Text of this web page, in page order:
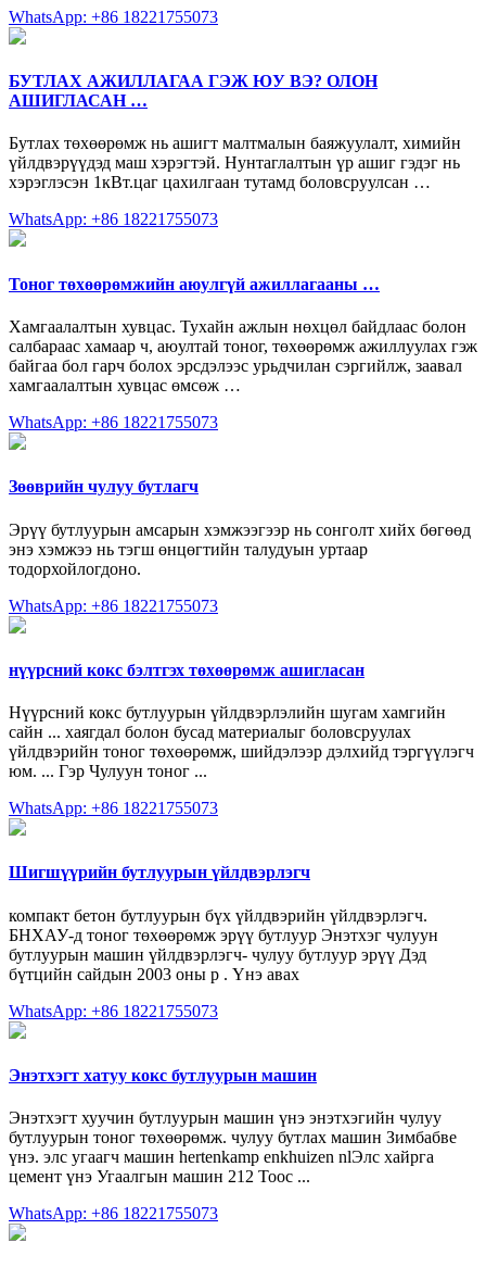
WhatsApp: +86 18221755073
БУТЛАХ АЖИЛЛАГАА ГЭЖ ЮУ ВЭ? ОЛОН
АШИГЛАСАН …
Бутлах төхөөрөмж нь ашигт малтмалын баяжуулалт, химийн
үйлдвэрүүдэд маш хэрэгтэй. Нунтаглалтын үр ашиг гэдэг нь
хэрэглэсэн 1кВт.цаг цахилгаан тутамд боловсруулсан …
WhatsApp: +86 18221755073
Тоног төхөөрөмжийн аюулгүй ажиллагааны …
Хамгаалалтын хувцас. Тухайн ажлын нөхцөл байдлаас болон
салбараас хамаар ч, аюултай тоног, төхөөрөмж ажиллуулах гэж
байгаа бол гарч болох эрсдэлээс урьдчилан сэргийлж, заавал
хамгаалалтын хувцас өмсөж …
WhatsApp: +86 18221755073
Зөөврийн чулуу бутлагч
Эрүү бутлуурын амсарын хэмжээгээр нь сонголт хийх бөгөөд
энэ хэмжээ нь тэгш өнцөгтийн талудуын уртаар
тодорхойлогдоно.
WhatsApp: +86 18221755073
нүүрсний кокс бэлтгэх төхөөрөмж ашигласан
Нүүрсний кокс бутлуурын үйлдвэрлэлийн шугам хамгийн
сайн ... хаягдал болон бусад материалыг боловсруулах
үйлдвэрийн тоног төхөөрөмж, шийдэлээр дэлхийд тэргүүлэгч
юм. ... Гэр Чулуун тоног ...
WhatsApp: +86 18221755073
Шигшүүрийн бутлуурын үйлдвэрлэгч
компакт бетон бутлуурын бүх үйлдвэрийн үйлдвэрлэгч.
БНХАУ-д тоног төхөөрөмж эрүү бутлуур Энэтхэг чулуун
бутлуурын машин үйлдвэрлэгч- чулуу бутлуур эрүү Дэд
бүтцийн сайдын 2003 оны р . Үнэ авах
WhatsApp: +86 18221755073
Энэтхэгт хатуу кокс бутлуурын машин
Энэтхэгт хуучин бутлуурын машин үнэ энэтхэгийн чулуу
бутлуурын тоног төхөөрөмж. чулуу бутлах машин Зимбабве
үнэ. элс угаагч машин hertenkamp enkhuizen nlЭлс хайрга
цемент үнэ Угаалгын машин 212 Тоос ...
WhatsApp: +86 18221755073